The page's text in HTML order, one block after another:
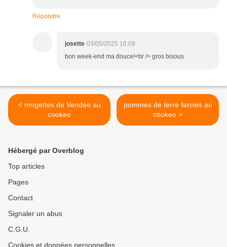
Répondre
josette 03/05/2025 16:09
bon week-end ma douce!<br /> gros bisous
< mogettes de Vendée au
cookeo
pommes de terre farcies au
cookeo >
Hébergé par Overblog
Top articles
Pages
Contact
Signaler un abus
C.G.U.
Cookies et données personnelles